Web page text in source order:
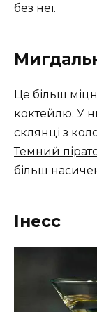
без неї.
Це більш
коктейлю. У
склянці з
Темний
більш
Інесс